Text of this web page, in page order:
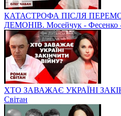
КАТАСТРОФА ПІСЛЯ
ДЕМОНІВ. Мосейчук - Фесенко
ХТО ЗАВАЖАЄ УКРАЇНІ
Світан